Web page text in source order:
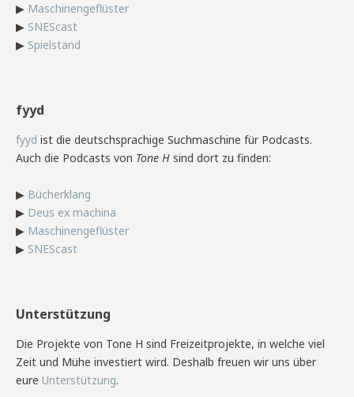
▶ Maschinengeflüster
▶ SNEScast
▶ Spielstand
fyyd
fyyd ist die deutschsprachige Suchmaschine für Podcasts.
Auch die Podcasts von Tone H sind dort zu finden:
▶ Bücherklang
▶ Deus ex machina
▶ Maschinengeflüster
▶ SNEScast
Unterstützung
Die Projekte von Tone H sind Freizeitprojekte, in welche viel
Zeit und Mühe investiert wird. Deshalb freuen wir uns über
eure Unterstützung.